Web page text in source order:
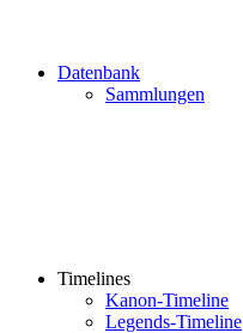
Datenbank
Sammlungen
Timelines
Kanon-Timeline
Legends-Timeline